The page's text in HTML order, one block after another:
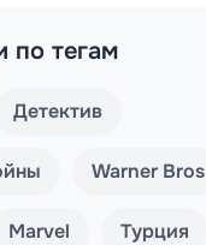
по тегам
Детектив
Warner Bros
Marvel Турция